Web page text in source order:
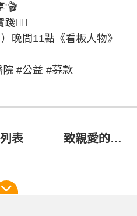
"🎬
🏃‍♀️
晚間11點《看板人物》
#公益 #募款
表 致親愛的朋友：謝謝您，讓昨晚的歌聲化作偏鄉最美的守護（張清芳與她的朋友們 慈善演唱會）